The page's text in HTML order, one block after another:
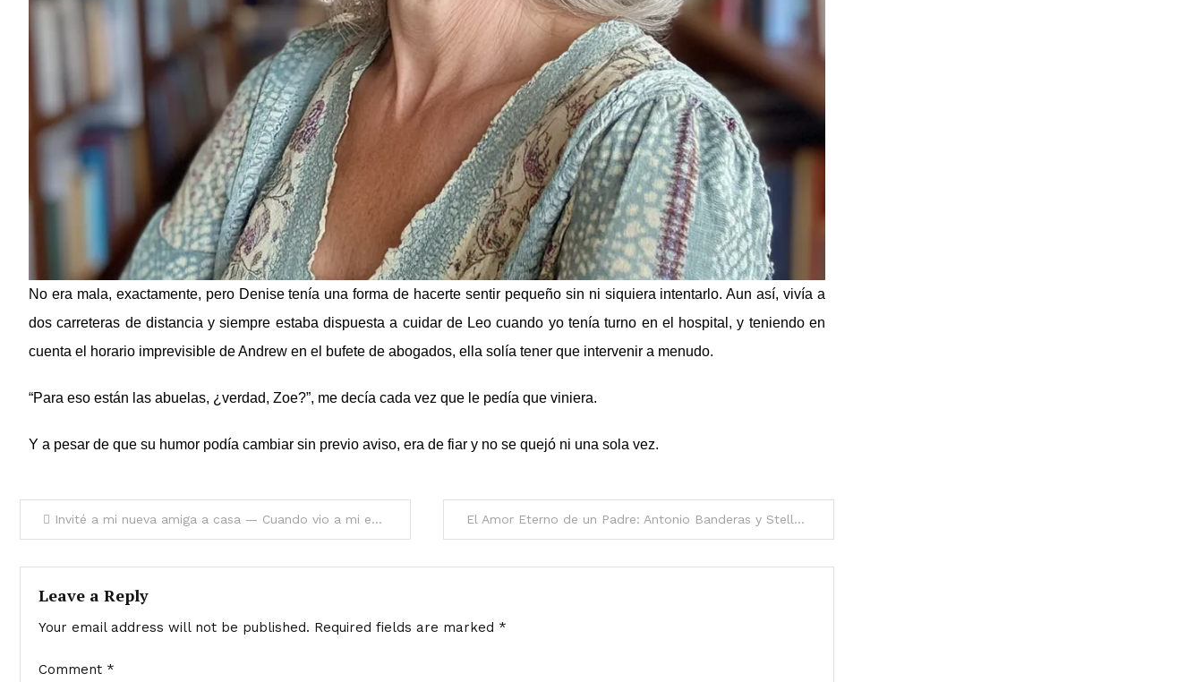
No era mala, exactamente, pero Denise tenía una forma de hacerte sentir pequeño sin ni siquiera intentarlo. Aun así, vivía a
dos carreteras de distancia y siempre estaba dispuesta a cuidar de Leo cuando yo tenía turno en el hospital, y teniendo en
cuenta el horario imprevisible de Andrew en el bufete de abogados, ella solía tener que intervenir a menudo.
“Para eso están las abuelas, ¿verdad, Zoe?”, me decía cada vez que le pedía que viniera.
Y a pesar de que su humor podía cambiar sin previo aviso, era de fiar y no se quejó ni una sola vez.
Invité a mi nueva amiga a casa — Cuando vio a mi esposo, casi se abalanza sobre él El Amor Eterno de un Padre: Antonio Banderas y Stella a Través de los Años
Leave a Reply
Your email address will not be published. Required fields are marked *
Comment *